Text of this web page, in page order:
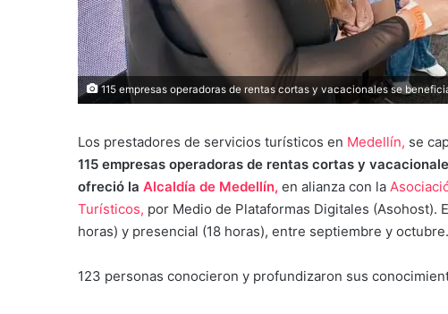
115 empresas operadoras de rentas cortas y vacacionales se
Los prestadores de servicios turísticos en Medellín, se
115 empresas operadoras de rentas cortas y
ofreció la Alcaldía de Medellín, en alianza con la
Turísticos, por Medio de Plataformas Digitales (Asohost).
horas) y presencial (18 horas), entre septiembre y octubre.
123 personas conocieron y profundizaron sus